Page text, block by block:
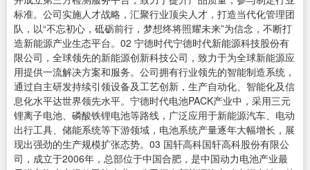
标准。公司实施人才战略，汇聚行业顶尖人才，打造当代化管理团
队，以“不忘初心，砥砺前行，梦想终将照耀未来”为信念，不断打
造新能源产业生态平台。02 宁德时代宁德时代新能源科技股份有
限公司，全球领先的新能源创新科技公司，致力于为全球新能源应
用提供一流解决方案和服务。公司拥有行业领先的智能制造系统，
通过自主研发持续引领设备及工艺创新，生产自动化、智能化及信
息化水平达世界领先水平。宁德时代电池PACK产业中，采用三元
锂离子电池、磷酸铁锂电池等路线，广泛应用于新能源汽车、电动
出行工具、储能系统等下游领域，电池系统产量逐年大幅增长，展
现出强劲的生产规模扩张态势。03 国轩高科国轩高科股份有限公
司，成立于2006年，总部位于中国合肥，是中国动力电池产业最